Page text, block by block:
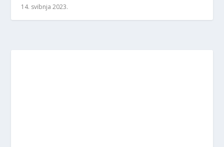
14. svibnja 2023.